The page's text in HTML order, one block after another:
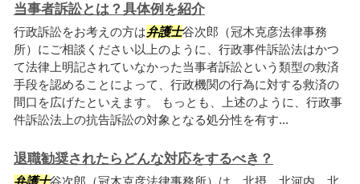
当事者訴訟とは？具体例を紹介
行政訴訟をお考えの方は弁護士谷次郎（冠木克彦法律事務
所）にご相談ください以上のように、行政事件訴訟法はかつ
て法律上明記されていなかった当事者訴訟という類型の救済
手段を認めることによって、行政機関の行為に対する救済の
間口を広げたといえます。 もっとも、上述のように、行政事
件訴訟法上の抗告訴訟の対象となる処分性を有す...
退職勧奨されたらどんな対応をするべき？
弁護士谷次郎（冠木克彦法律事務所）は、北摂、北河内、北